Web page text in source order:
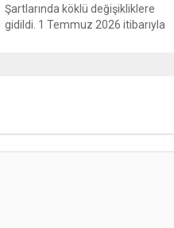
Şartlarında köklü değişikliklere
gidildi. 1 Temmuz 2026 itibarıyla
sahibinin başvuru şartını otomatik